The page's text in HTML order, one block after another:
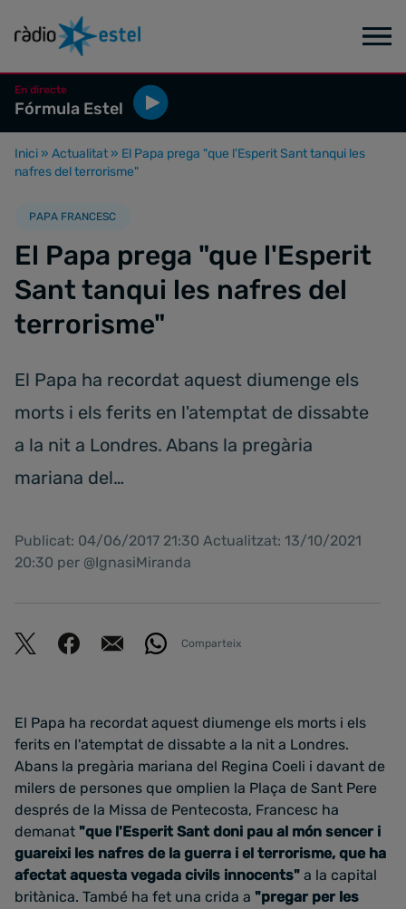
En directe
Fórmula Estel
Inici » Actualitat » El Papa prega "que l'Esperit Sant tanqui les
nafres del terrorisme"
PAPA FRANCESC
El Papa prega "que l'Esperit
Sant tanqui les nafres del
terrorisme"
El Papa ha recordat aquest diumenge els
morts i els ferits en l'atemptat de dissabte
a la nit a Londres. Abans la pregària
mariana del…
Publicat: 04/06/2017 21:30 Actualitzat: 13/10/2021
20:30 per @IgnasiMiranda
Comparteix
El Papa ha recordat aquest diumenge els morts i els
ferits en l'atemptat de dissabte a la nit a Londres.
Abans la pregària mariana del Regina Coeli i davant de
milers de persones que omplien la Plaça de Sant Pere
després de la Missa de Pentecosta, Francesc ha
demanat "que l'Esperit Sant doni pau al món sencer i
guareixi les nafres de la guerra i el terrorisme, que ha
afectat aquesta vegada civils innocents" a la capital
britànica. També ha fet una crida a "pregar per les